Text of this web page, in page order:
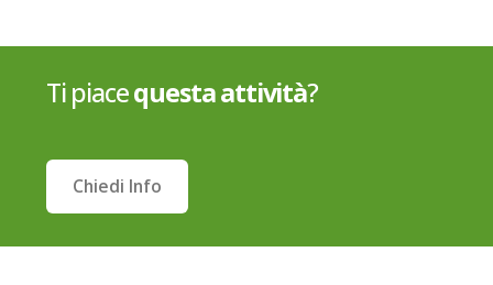
Ti piacequesta attività?
Chiedi Info